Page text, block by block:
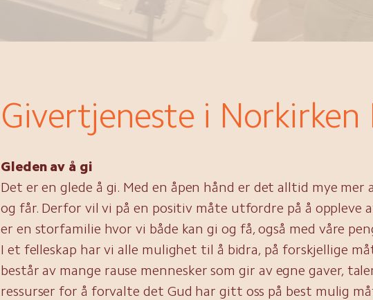
Givertjeneste i Norkirken
Gleden av å gi
Det er en glede å gi. Med en åpen hånd er det alltid mye mer
og får. Derfor vil vi på en positiv måte utfordre på å oppleve
er en storfamilie hvor vi både kan gi og få, også med våre
I et felleskap har vi alle mulighet til å bidra, på forskjellige
består av mange rause mennesker som gir av egne gaver,
ressurser for å forvalte det Gud har gitt oss på best mulig